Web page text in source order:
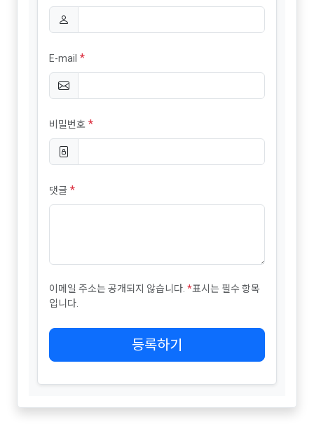
E-mail *
비밀번호 *
댓글 *
이메일 주소는 공개되지 않습니다. *표시는 필수 항목
입니다.
등록하기